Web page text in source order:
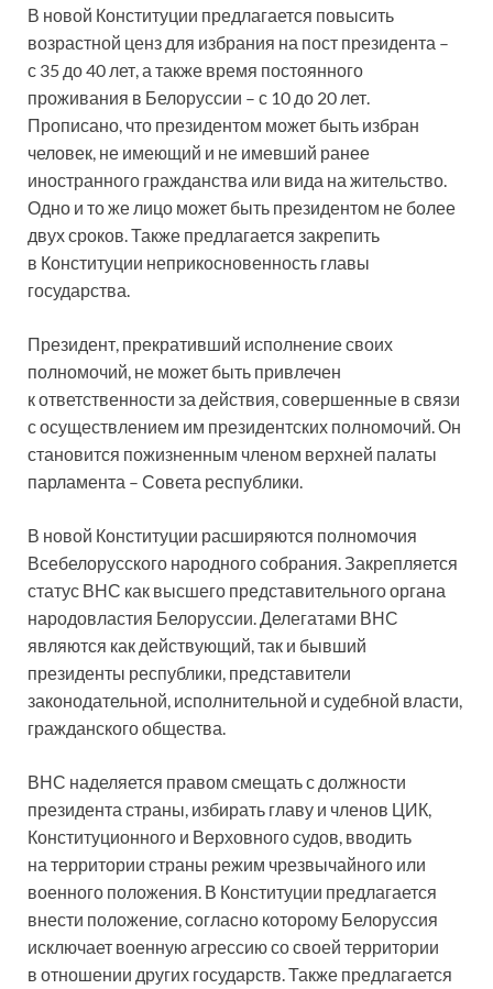
В новой Конституции предлагается повысить
возрастной ценз для избрания на пост президента –
с 35 до 40 лет, а также время постоянного
проживания в Белоруссии – с 10 до 20 лет.
Прописано, что президентом может быть избран
человек, не имеющий и не имевший ранее
иностранного гражданства или вида на жительство.
Одно и то же лицо может быть президентом не более
двух сроков. Также предлагается закрепить
в Конституции неприкосновенность главы
государства.
Президент, прекративший исполнение своих
полномочий, не может быть привлечен
к ответственности за действия, совершенные в связи
с осуществлением им президентских полномочий. Он
становится пожизненным членом верхней палаты
парламента – Совета респуб­лики.
В новой Конституции расширяются полномочия
Всебелорусского народного собрания. Закрепляется
статус ВНС как высшего представительного органа
народовластия Белоруссии. Делегатами ВНС
являются как действующий, так и бывший
президенты республики, представители
законодательной, исполнительной и судебной власти,
гражданского общества.
ВНС наделяется правом смещать с должности
президента страны, избирать главу и членов ЦИК,
Конституционного и Верховного судов, вводить
на территории страны режим чрезвычайного или
военного положения. В Конституции предлагается
внести положение, согласно которому Белоруссия
исключает военную агрессию со своей территории
в отношении других государств. Также предлагается